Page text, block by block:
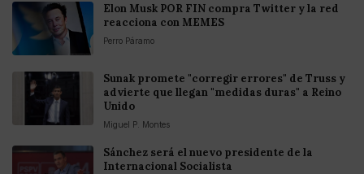
Elon Musk POR FIN compra Twitter y la red
reacciona con MEMES
Perro Páramo
Sunak promete "corregir errores" de Truss y
advierte que llegan "medidas duras" a Reino
Unido
Miguel P. Montes
Sánchez será el nuevo presidente de la
Internacional Socialista